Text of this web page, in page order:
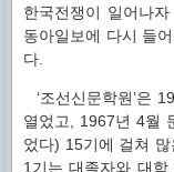
한국전쟁이 일어나
동아일보에 다시 들
다.
‘조선신문학원’은
열었고, 1967년 4월
었다) 15기에 걸쳐
1기는 대졸자와 대